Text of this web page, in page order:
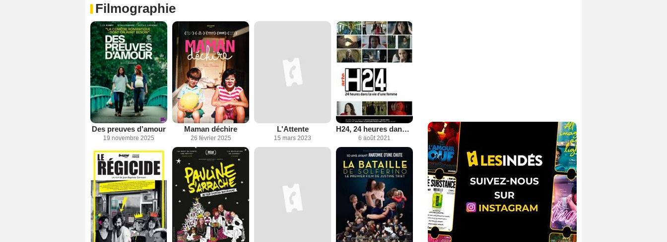
Filmographie
Des preuves d’amour
19 novembre 2025
Maman déchire
26 février 2025
L'Attente
15 mars 2023
H24, 24 heures dans la vie d'une femme
6 août 2021